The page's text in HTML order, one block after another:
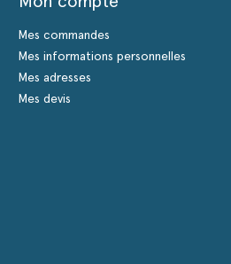
Mes commandes
Mes informations personnelles
Mes adresses
Mes devis